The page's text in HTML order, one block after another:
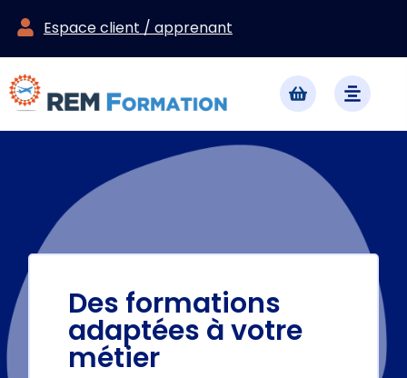
Espace client / apprenant
Des formations
adaptées à votre
métier